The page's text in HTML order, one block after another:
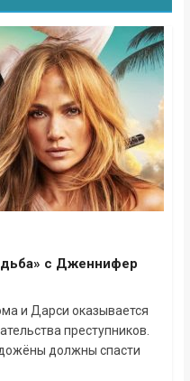
c Дженнифер
и Дарси оказывается
преступников.
должны спасти